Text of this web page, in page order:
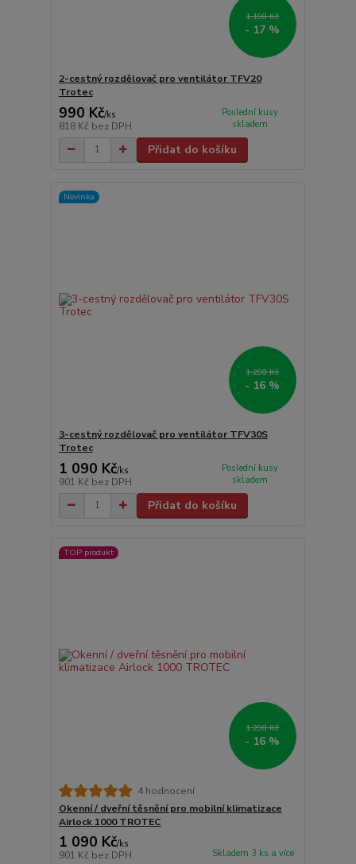
1 190 Kč
- 17 %
2-cestný rozdělovač pro ventilátor TFV20
Trotec
990 Kč/ks
818 Kč bez DPH
Poslední kusy
skladem
Přidat do košíku
Novinka
1 290 Kč
- 16 %
3-cestný rozdělovač pro ventilátor TFV30S
Trotec
1 090 Kč/ks
901 Kč bez DPH
Poslední kusy
skladem
Přidat do košíku
TOP produkt
1 290 Kč
- 16 %
4 hodnocení
Okenní / dveřní těsnění pro mobilní klimatizace
Airlock 1000 TROTEC
1 090 Kč/ks
901 Kč bez DPH Skladem 3 ks a více